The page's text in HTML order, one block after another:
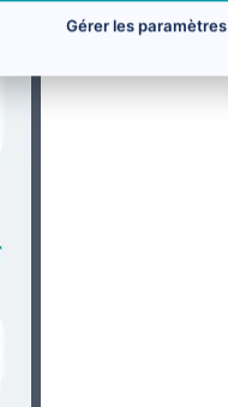
Gérer les paramètres